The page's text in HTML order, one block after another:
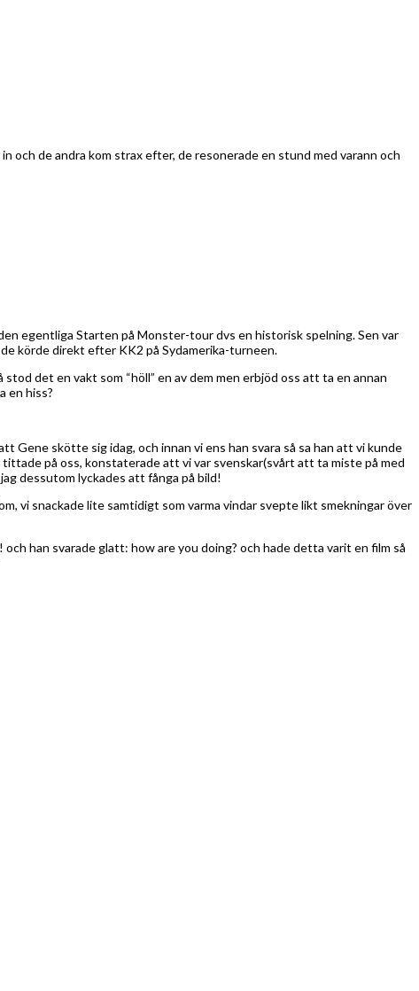
och de andra kom strax efter, de resonerade en stund med varann och
egentliga Starten på Monster-tour dvs en historisk spelning. Sen var
körde direkt efter KK2 på Sydamerika-turneen.
det en vakt som “höll” en av dem men erbjöd oss att ta en annan
en hiss?
Gene skötte sig idag, och innan vi ens han svara så sa han att vi kunde
på oss, konstaterade att vi var svenskar(svårt att ta miste på med
dessutom lyckades att fånga på bild!
vi snackade lite samtidigt som varma vindar svepte likt smekningar över
han svarade glatt: how are you doing? och hade detta varit en film så